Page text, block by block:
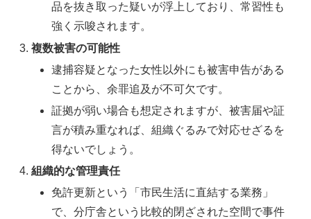
品を抜き取った疑いが浮上しており、常習性も
強く示唆されます。
複数被害の可能性
逮捕容疑となった女性以外にも被害申告がある
ことから、余罪追及が不可欠です。
証拠が弱い場合も想定されますが、被害届や証
言が積み重なれば、組織ぐるみで対応せざるを
得ないでしょう。
組織的な管理責任
免許更新という「市民生活に直結する業務」
で、分庁舎という比較的閉ざされた空間で事件